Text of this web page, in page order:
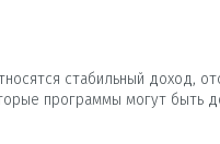
стабильный доход,
программы могут быть